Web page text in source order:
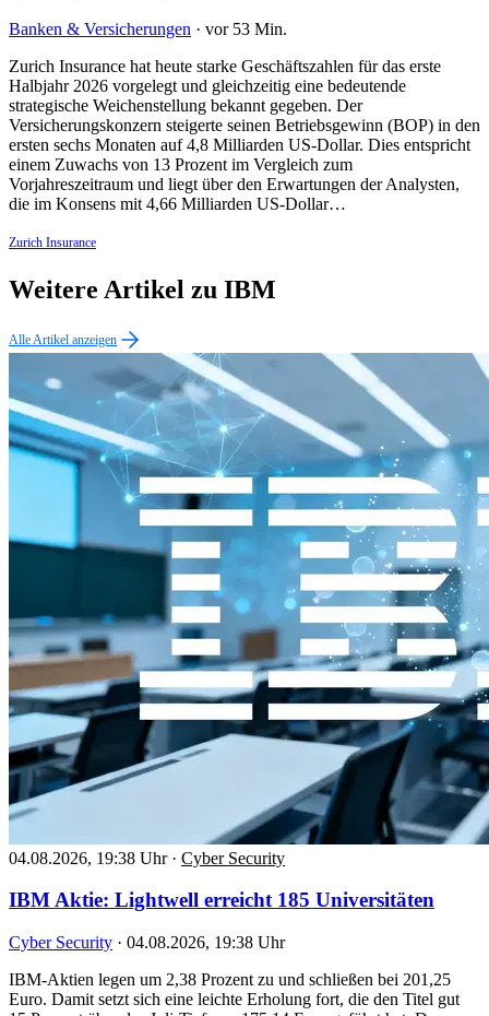
Banken & Versicherungen · vor 53 Min.
Zurich Insurance hat heute starke Geschäftszahlen für das erste
Halbjahr 2026 vorgelegt und gleichzeitig eine bedeutende
strategische Weichenstellung bekannt gegeben. Der
Versicherungskonzern steigerte seinen Betriebsgewinn (BOP) in den
ersten sechs Monaten auf 4,8 Milliarden US-Dollar. Dies entspricht
einem Zuwachs von 13 Prozent im Vergleich zum
Vorjahreszeitraum und liegt über den Erwartungen der Analysten,
die im Konsens mit 4,66 Milliarden US-Dollar…
Zurich Insurance
Weitere Artikel zu IBM
Alle Artikel anzeigen
04.08.2026, 19:38 Uhr · Cyber Security
IBM Aktie: Lightwell erreicht 185 Universitäten
Cyber Security · 04.08.2026, 19:38 Uhr
IBM-Aktien legen um 2,38 Prozent zu und schließen bei 201,25
Euro. Damit setzt sich eine leichte Erholung fort, die den Titel gut